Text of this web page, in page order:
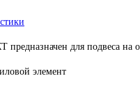
предназначен для подвеса на
элемент